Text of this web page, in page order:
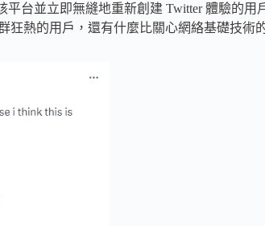
平台並立即無縫地重新創建 Twitter 體驗的用
狂熱的用戶，還有什麼比關心網絡基礎技術